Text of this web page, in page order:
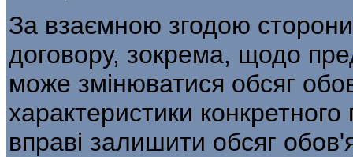
За взаємною згодою
договору, зокрема, щодо
може змінюватися обсяг
характеристики
вправі залишити обсяг